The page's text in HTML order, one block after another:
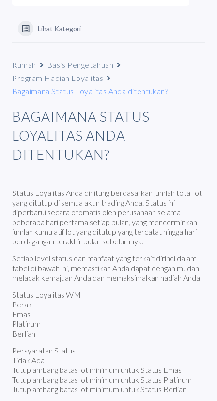
Lihat Kategori
Rumah
Basis Pengetahuan
Program Hadiah Loyalitas
Bagaimana Status Loyalitas Anda ditentukan?
BAGAIMANA STATUS
LOYALITAS ANDA
DITENTUKAN?
Status Loyalitas Anda dihitung berdasarkan jumlah total lot
yang ditutup di semua akun trading Anda. Status ini
diperbarui secara otomatis oleh perusahaan selama
beberapa hari pertama setiap bulan, yang mencerminkan
jumlah kumulatif lot yang ditutup yang tercatat hingga hari
perdagangan terakhir bulan sebelumnya.
Setiap level status dan manfaat yang terkait dirinci dalam
tabel di bawah ini, memastikan Anda dapat dengan mudah
melacak kemajuan Anda dan memaksimalkan hadiah Anda:
Status Loyalitas WM
Perak
Emas
Platinum
Berlian
Persyaratan Status
Tidak Ada
Tutup ambang batas lot minimum untuk Status Emas
Tutup ambang batas lot minimum untuk Status Platinum
Tutup ambang batas lot minimum untuk Status Berlian